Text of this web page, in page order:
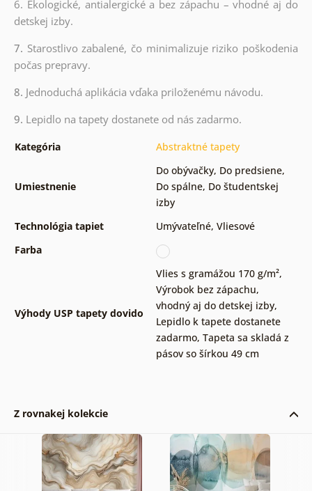
6. Ekologické, antialergické a bez zápachu – vhodné aj do
detskej izby.
7. Starostlivo zabalené, čo minimalizuje riziko poškodenia
počas prepravy.
8. Jednoduchá aplikácia vďaka priloženému návodu.
9. Lepidlo na tapety dostanete od nás zadarmo.
Kategória Abstraktné tapety
Umiestnenie
Do obývačky, Do predsiene,
Do spálne, Do študentskej
izby
Technológia tapiet
Umývateľné, Vliesové
Farba
Výhody USP tapety dovido
Vlies s gramážou 170 g/m²,
Výrobok bez zápachu,
vhodný aj do detskej izby,
Lepidlo k tapete dostanete
zadarmo, Tapeta sa skladá z
pásov so šírkou 49 cm
Z rovnakej kolekcie